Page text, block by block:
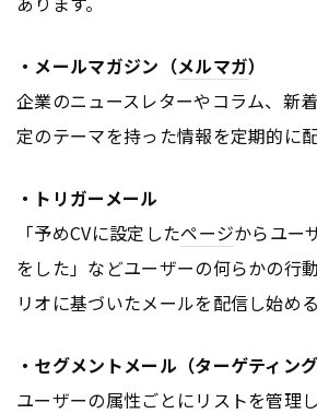
・メールマガジン（メルマガ）
企業のニュースレターやコラム、新着
定のテーマを持った情報を定期的に
・トリガーメール
「予めCVに設定したページからユー
をした」などユーザーの何らかの行
リオに基づいたメールを配信し始める
・セグメントメール（ターゲティング
ユーザーの属性ごとにリストを管理